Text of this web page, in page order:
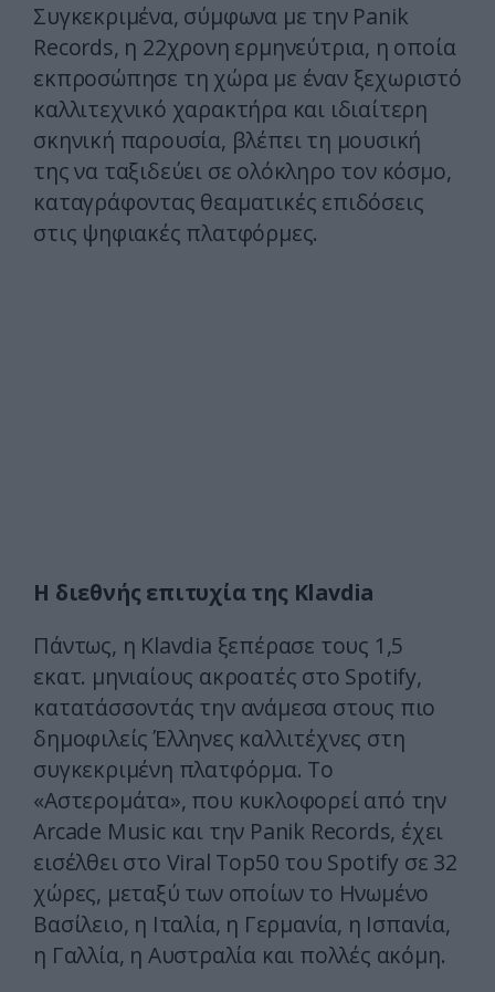
Συγκεκριμένα, σύμφωνα με την Panik
Records, η 22χρονη ερμηνεύτρια, η οποία
εκπροσώπησε τη χώρα με έναν ξεχωριστό
καλλιτεχνικό χαρακτήρα και ιδιαίτερη
σκηνική παρουσία, βλέπει τη μουσική
της να ταξιδεύει σε ολόκληρο τον κόσμο,
καταγράφοντας θεαματικές επιδόσεις
στις ψηφιακές πλατφόρμες.
Η διεθνής επιτυχία της Klavdia
Πάντως, η Klavdia ξεπέρασε τους 1,5
εκατ. μηνιαίους ακροατές στο Spotify,
κατατάσσοντάς την ανάμεσα στους πιο
δημοφιλείς Έλληνες καλλιτέχνες στη
συγκεκριμένη πλατφόρμα. Το
«Αστερομάτα», που κυκλοφορεί από την
Arcade Music και την Panik Records, έχει
εισέλθει στο Viral Top50 του Spotify σε 32
χώρες, μεταξύ των οποίων το Ηνωμένο
Βασίλειο, η Ιταλία, η Γερμανία, η Ισπανία,
η Γαλλία, η Αυστραλία και πολλές ακόμη.